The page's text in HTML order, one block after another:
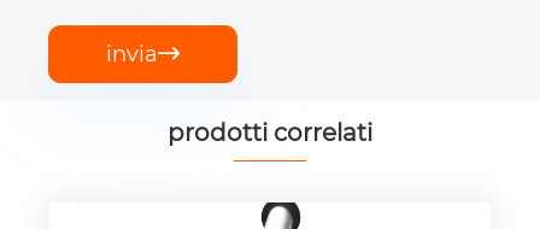
invia
prodotti correlati